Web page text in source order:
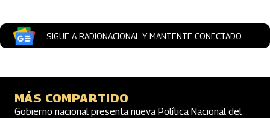
SIGUE A RADIONACIONAL Y MANTENTE CONECTADO
MÁS COMPARTIDO
Gobierno nacional presenta nueva Política Nacional del